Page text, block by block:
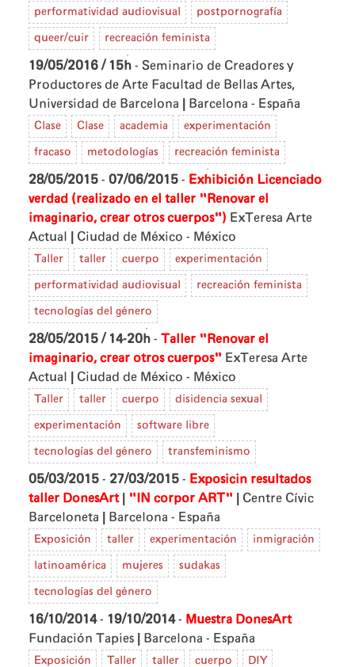
performatividad audiovisual postpornografía
queer/cuir recreación feminista
19/05/2016 / 15h - Seminario de Creadores y
Productores de Arte Facultad de Bellas Artes,
Universidad de Barcelona
Barcelona - España
Clase Clase academia experimentación
fracaso metodologías recreación feminista
28/05/2015 - 07/06/2015 - Exhibición Licenciado
verdad (realizado en el taller "Renovar el
imaginario, crear otros cuerpos") ExTeresa Arte
Actual
Ciudad de México - México
Taller taller cuerpo experimentación
performatividad audiovisual recreación feminista
tecnologías del género
28/05/2015 / 14-20h - Taller "Renovar el
imaginario, crear otros cuerpos" ExTeresa Arte
Actual
Ciudad de México - México
Taller taller cuerpo disidencia sexual
experimentación software libre
tecnologías del género transfeminismo
05/03/2015 - 27/03/2015 - Exposicin resultados
taller DonesArt
"IN corpor ART"
Centre Cívic
Barceloneta
Barcelona - España
Exposición taller experimentación inmigración
latinoamérica mujeres sudakas
tecnologías del género
16/10/2014- 19/10/2014- Muestra DonesArt
Fundación Tapies
Barcelona - España
Exposición Taller taller cuerpo DIY